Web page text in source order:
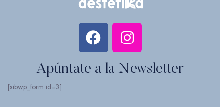
Apúntate a la Newsletter
[sibwp_form id=3]